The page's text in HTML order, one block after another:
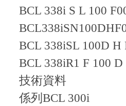
BCL 338i S L 100
BCL 338iSL 100D H
BCL 338iR1 F 100 D
技術資料
係列 BCL 300i